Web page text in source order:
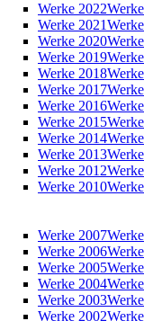
Werke 2022
Werke 2021
Werke 2020
Werke 2019
Werke 2018
Werke 2017
Werke 2016
Werke 2015
Werke 2014
Werke 2013
Werke 2012
Werke 2010
Werke 2007
Werke 2006
Werke 2005
Werke 2004
Werke 2003
Werke 2002